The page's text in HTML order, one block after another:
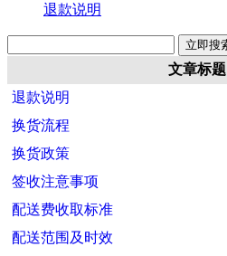
退款说明
文章标题
退款说明
换货流程
换货政策
签收注意事项
配送费收取标准
配送范围及时效